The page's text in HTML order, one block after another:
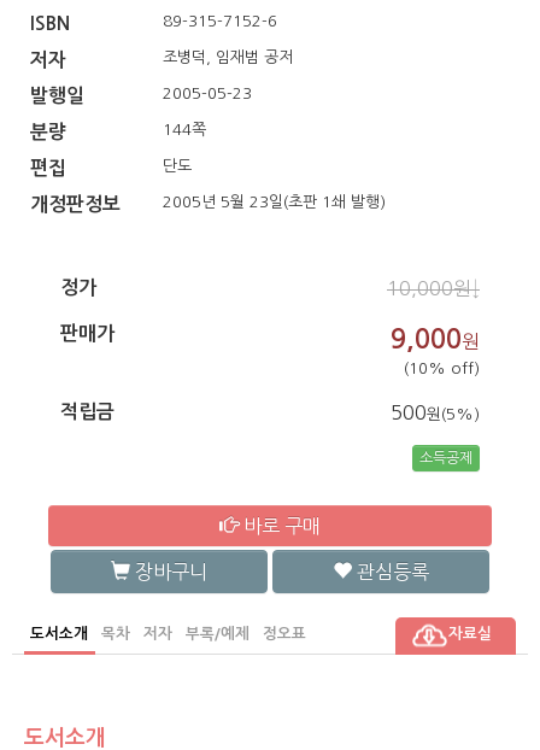
ISBN 89-315-7152-6
저자 조병덕, 임재범 공저
발행일 2005-05-23
분량 144쪽
편집 단도
개정판정보 2005년 5월 23일(초판 1쇄 발행)
정가 10,000원↓
판매가 9,000원
(10% off)
적립금 500원(5%)
소득공제
바로 구매
장바구니 관심등록
도서소개 목차 저자 부록/예제 정오표 자료실
도서소개